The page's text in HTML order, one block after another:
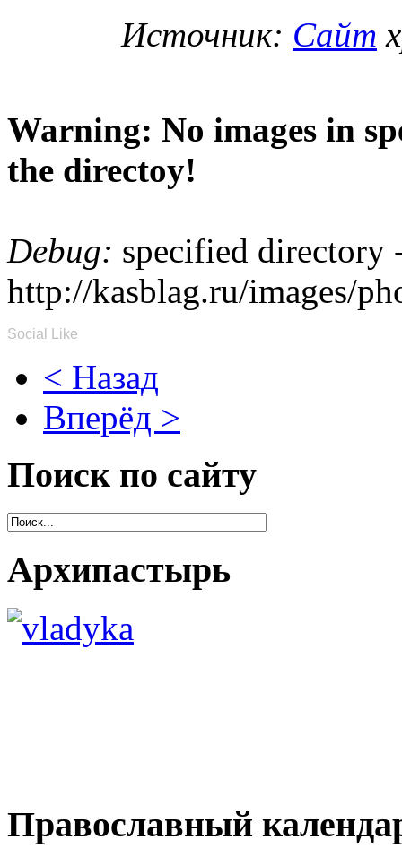
Источник: Cайт
Warning: No images in
the directoy!
Debug: specified directory
http://kasblag.ru/images/
Social Like
< Назад
Вперёд >
Поиск по сайту
Архипастырь
Православный